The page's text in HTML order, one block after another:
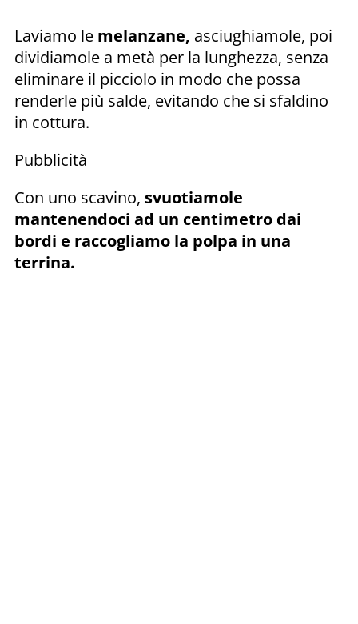
Laviamo le melanzane, asciughiamole, poi
dividiamole a metà per la lunghezza, senza
eliminare il picciolo in modo che possa
renderle più salde, evitando che si sfaldino
in cottura.
Pubblicità
Con uno scavino, svuotiamole
mantenendoci ad un centimetro dai
bordi e raccogliamo la polpa in una
terrina.